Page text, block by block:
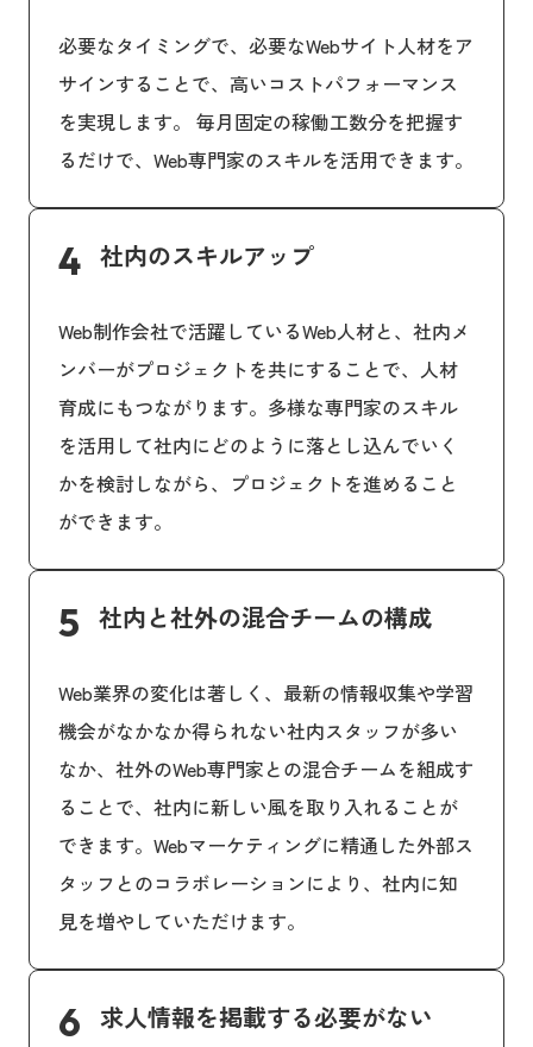
必要なタイミングで、必要なWebサイト人材をア
サインすることで、高いコストパフォーマンス
を実現します。 毎月固定の稼働工数分を把握す
るだけで、Web専門家のスキルを活用できます。
4 社内のスキルアップ
Web制作会社で活躍しているWeb人材と、社内メ
ンバーがプロジェクトを共にすることで、人材
育成にもつながります。多様な専門家のスキル
を活用して社内にどのように落とし込んでいく
かを検討しながら、プロジェクトを進めること
ができます。
5 社内と社外の混合チームの構成
Web業界の変化は著しく、最新の情報収集や学習
機会がなかなか得られない社内スタッフが多い
なか、社外のWeb専門家との混合チームを組成す
ることで、社内に新しい風を取り入れることが
できます。Webマーケティングに精通した外部ス
タッフとのコラボレーションにより、社内に知
見を増やしていただけます。
6 求人情報を掲載する必要がない